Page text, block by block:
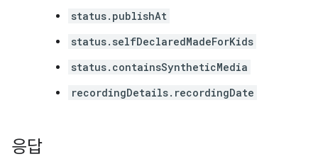
status.publishAt
status.selfDeclaredMadeForKids
status.containsSyntheticMedia
recordingDetails.recordingDate
응답